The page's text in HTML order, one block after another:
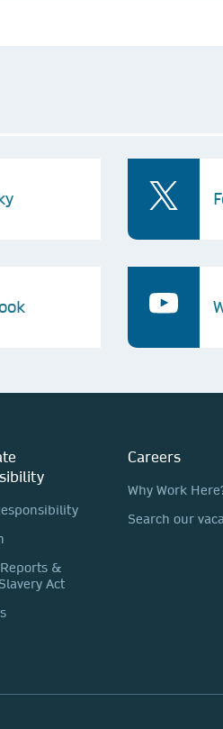
&
Act
Careers
Why Work
Search our